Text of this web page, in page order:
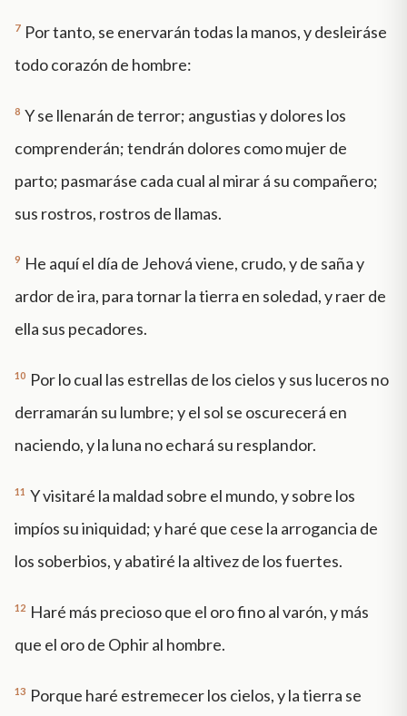
7 Por tanto, se enervarán todas la manos, y desleiráse
todo corazón de hombre:
8 Y se llenarán de terror; angustias y dolores los
comprenderán; tendrán dolores como mujer de
parto; pasmaráse cada cual al mirar á su compañero;
sus rostros, rostros de llamas.
9 He aquí el día de Jehová viene, crudo, y de saña y
ardor de ira, para tornar la tierra en soledad, y raer de
ella sus pecadores.
10 Por lo cual las estrellas de los cielos y sus luceros no
derramarán su lumbre; y el sol se oscurecerá en
naciendo, y la luna no echará su resplandor.
11 Y visitaré la maldad sobre el mundo, y sobre los
impíos su iniquidad; y haré que cese la arrogancia de
los soberbios, y abatiré la altivez de los fuertes.
12 Haré más precioso que el oro fino al varón, y más
que el oro de Ophir al hombre.
13 Porque haré estremecer los cielos, y la tierra se